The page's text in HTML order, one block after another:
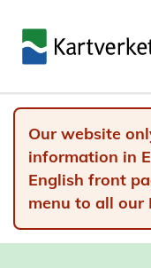
Our website
information in
English front
menu to all our